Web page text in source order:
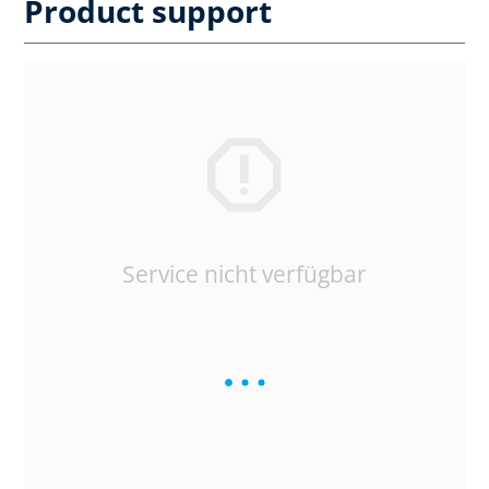
Product support
Service nicht verfügbar